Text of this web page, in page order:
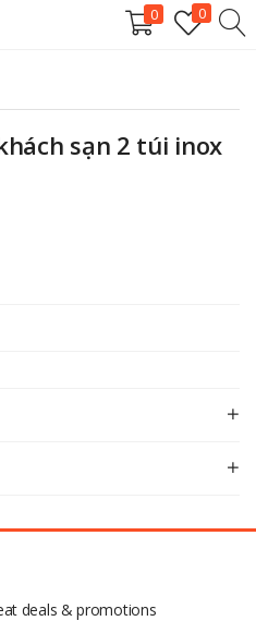
0 0
to login.sạn 2 túi inox
deals & promotions